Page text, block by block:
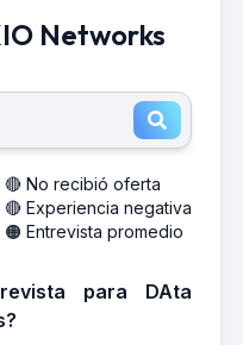
Networks
🔴 No recibió oferta
🔴 Experiencia negativa
🟠 Entrevista promedio
para DAta